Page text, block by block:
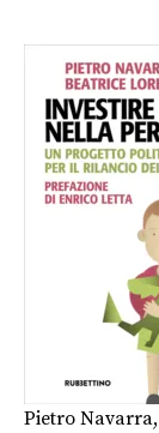
Pietro Navarra,